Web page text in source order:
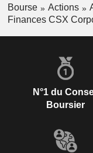
Bourse Actions
Finances CSX
N°1 du
Boursier